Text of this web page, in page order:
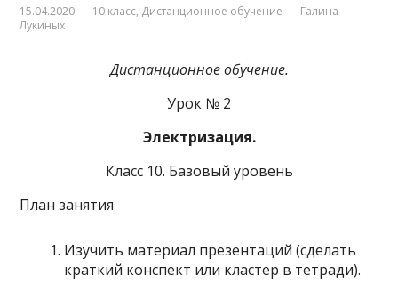
15.04.2020 10 класс, Дистанционное обучение
Галина
Лукиных
Дистанционное обучение.
Урок № 2
Электризация.
Класс 10. Базовый уровень
План занятия
Изучить материал презентаций (сделать
краткий конспект или кластер в тетради).